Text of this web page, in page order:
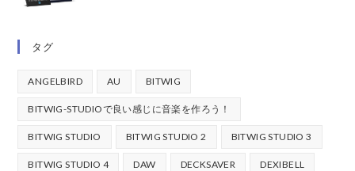
タグ
ANGELBIRD AU BITWIG
BITWIG-STUDIOで良い感じに音楽を作ろう！
BITWIG STUDIO BITWIG STUDIO 2 BITWIG STUDIO 3
BITWIG STUDIO 4 DAW DECKSAVER DEXIBELL